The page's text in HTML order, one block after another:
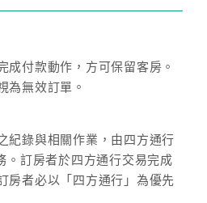
成付款動作，方可保留客房。
為無效訂單。
紀錄與相關作業，由四方通行
。訂房者於四方通行交易完成
房者必以「四方通行」為優先